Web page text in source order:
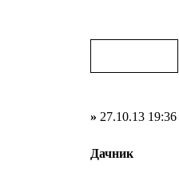
» 27.10.13 19:36
Дачник